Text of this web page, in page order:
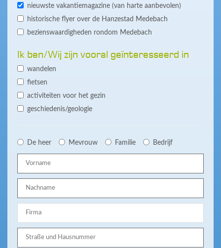
nieuwste vakantiemagazine (van harte aanbevolen)
historische flyer over de Hanzestad Medebach
bezienswaardigheden rondom Medebach
Ik ben/Wij zijn vooral geïnteresseerd in
wandelen
fietsen
activiteiten voor het gezin
geschiedenis/geologie
De heer Mevrouw Familie Bedrijf